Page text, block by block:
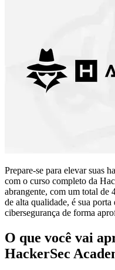
Prepare-se para elevar suas
com o curso completo da
abrangente, com um total de
de alta qualidade, é sua
cibersegurança de forma
O que você vai
HackerSec